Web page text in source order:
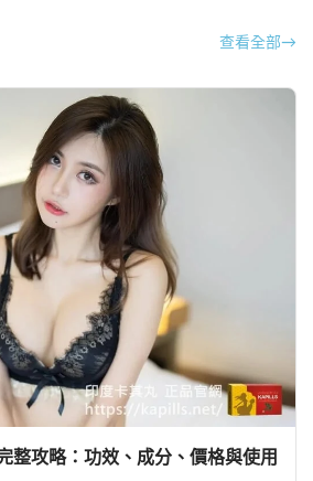
查看全部→
整攻略：功效、成分、價格與使用